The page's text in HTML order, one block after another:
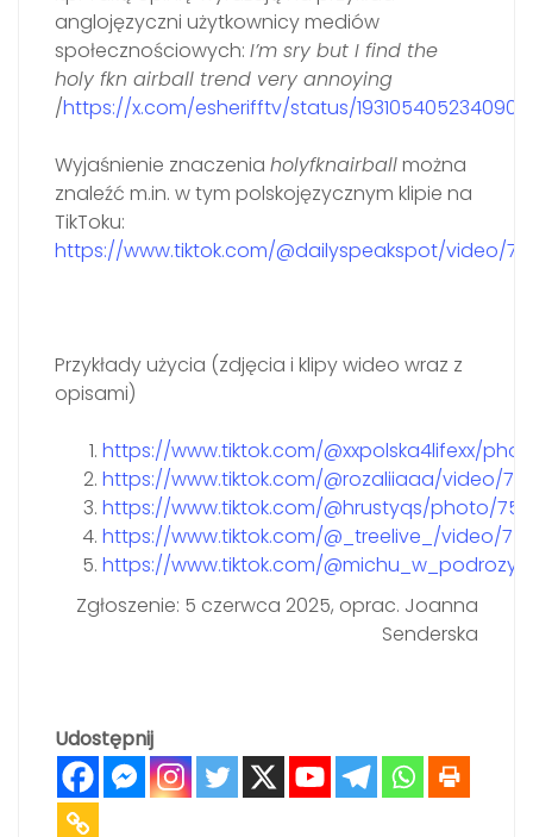
anglojęzyczni użytkownicy mediów
społecznościowych: I’m sry but I find the
holy fkn airball trend very annoying
/https://x.com/esherifftv/status/
Wyjaśnienie znaczenia holyfknairballmożna
znaleźć m.in. w tym polskojęzycznym klipie na
TikToku:
https://www.tiktok.com/@dailyspeakspot/video/
Przykłady użycia (zdjęcia i klipy wideo wraz z
opisami)
https://www.tiktok.com/@xxpolska4lifexx/
https://www.tiktok.com/@rozaliiaaa/video/
https://www.tiktok.com/@hrustyqs/photo/
https://www.tiktok.com/@_treelive_/video/
https://www.tiktok.com/@michu_w_podrozy/
Zgłoszenie: 5 czerwca 2025, oprac. Joanna
Senderska
Udostępnij